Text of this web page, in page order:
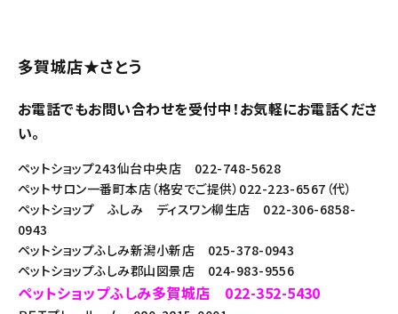
多賀城店★さとう
お電話でもお問い合わせを受付中！お気軽にお電話くださ
い。
ペットショップ243仙台中央店 022-748-5628
ペットサロン一番町本店（格安でご提供）022-223-6567（代）
ペットショップ ふしみ ディスワン柳生店 022-306-6858-
0943
ペットショップふしみ新潟小新店 025-378-0943
ペットショップふしみ郡山図景店 024-983-9556
ペットショップふしみ多賀城店 022-352-5430